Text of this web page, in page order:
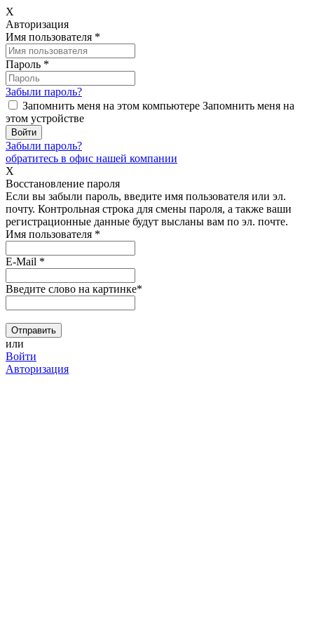
X
Авторизация
Имя пользователя *
Пароль *
Забыли пароль?
Запомнить меня на этом компьютере Запомнить меня на
этом устройстве
Забыли пароль?
обратитесь в офис нашей компании
X
Восстановление пароля
Если вы забыли пароль, введите имя пользователя или эл.
почту. Контрольная строка для смены пароля, а также ваши
регистрационные данные будут высланы вам по эл. почте.
Имя пользователя *
E-Mail *
Введите слово на картинке*
или
Войти
Авторизация